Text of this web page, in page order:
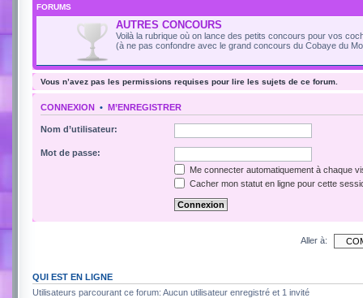
FORUMS
AUTRES CONCOURS
Voilà la rubrique où on lance des petits concours pour vos
(à ne pas confondre avec le grand concours du Cobaye du
Vous n’avez pas les permissions requises pour lire les sujets de ce forum.
CONNEXION • M’ENREGISTRER
Nom d’utilisateur:
Mot de passe:
Me connecter automatiquement à chaque
Cacher mon statut en ligne pour cette
Aller à:
QUI EST EN LIGNE
Utilisateurs parcourant ce forum: Aucun utilisateur enregistré et 1 invité